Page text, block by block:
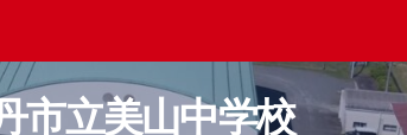
市立美山中学校